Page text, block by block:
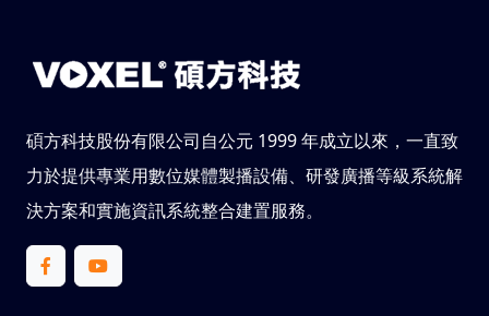
碩方科技股份有限公司自公元 1999 年成立以來，一直致
力於提供專業用數位媒體製播設備、研發廣播等級系統解
決方案和實施資訊系統整合建置服務。